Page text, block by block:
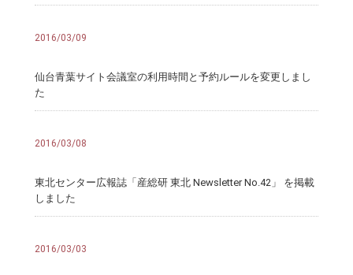
2016/03/09
仙台青葉サイト会議室の利用時間と予約ルールを変更しまし
た
2016/03/08
東北センター広報誌「産総研 東北 Newsletter No.42」 を掲載
しました
2016/03/03